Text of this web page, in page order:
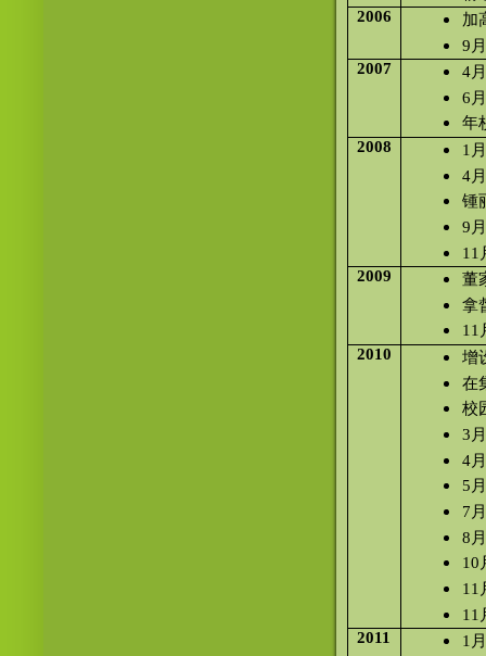
2006
加
9
2007
4
6
年
2008
1
4
锺
9
11
2009
董
拿
11
2010
增
在
校
3
4
5
7
8
10
11
11
2011
1